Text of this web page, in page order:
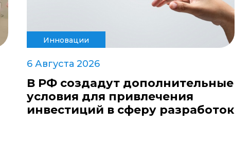
Инновации
6 Августа 2026
В РФ создадут дополнительные
условия для привлечения
инвестиций в сферу разработок